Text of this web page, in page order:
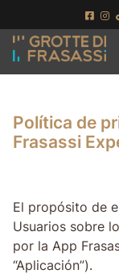
Ir al contenido de
Ir al pie de página
Política de
Frasassi
El propósito de
Usuarios sobre
por la App
“Aplicación”).